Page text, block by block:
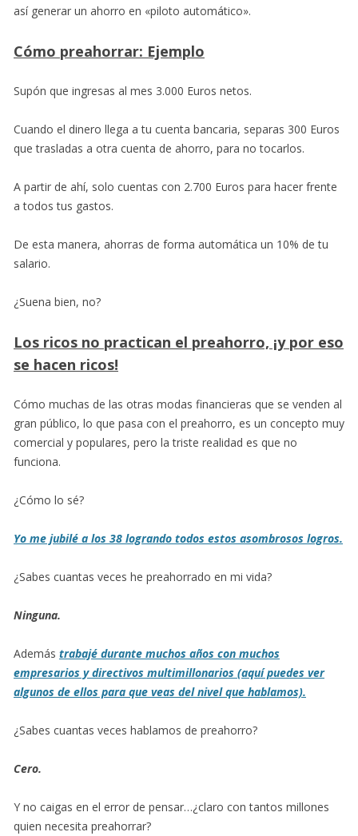
así generar un ahorro en «piloto automático».
Cómo preahorrar: Ejemplo
Supón que ingresas al mes 3.000 Euros netos.
Cuando el dinero llega a tu cuenta bancaria, separas 300 Euros
que trasladas a otra cuenta de ahorro, para no tocarlos.
A partir de ahí, solo cuentas con 2.700 Euros para hacer frente
a todos tus gastos.
De esta manera, ahorras de forma automática un 10% de tu
salario.
¿Suena bien, no?
Los ricos no practican el preahorro, ¡y por eso
se hacen ricos!
Cómo muchas de las otras modas financieras que se venden al
gran público, lo que pasa con el preahorro, es un concepto muy
comercial y populares, pero la triste realidad es que no
funciona.
¿Cómo lo sé?
Yo me jubilé a los 38 logrando todos estos asombrosos logros.
¿Sabes cuantas veces he preahorrado en mi vida?
Ninguna.
Además trabajé durante muchos años con muchos
empresarios y directivos multimillonarios (aquí puedes ver
algunos de ellos para que veas del nivel que hablamos).
¿Sabes cuantas veces hablamos de preahorro?
Cero.
Y no caigas en el error de pensar…¿claro con tantos millones
quien necesita preahorrar?